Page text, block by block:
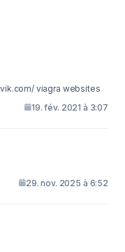
viagra pills sale in greenville http://viagriyvik.com/ viagra websites
19. fév. 2021 à 3:07
29. nov. 2025 à 6:52